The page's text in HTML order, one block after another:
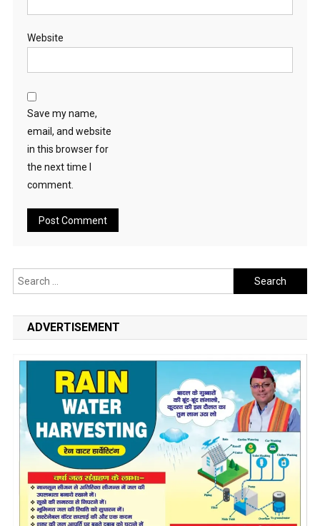
Website
Save my name,
email, and website
in this browser for
the next time I
comment.
Search
for:
ADVERTISEMENT